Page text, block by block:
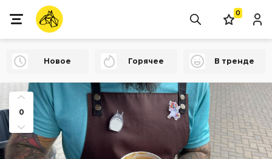
0
Новое Горячее В тренде
0